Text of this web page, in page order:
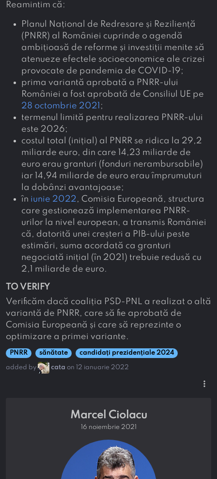
Reamintim că:
Planul Național de Redresare și Reziliență
(PNRR) al României cuprinde o agendă
ambițioasă de reforme și investiții menite să
atenueze efectele socioeconomice ale crizei
provocate de pandemia de COVID-19;
prima variantă aprobată a PNRR-ului
României a fost aprobată de Consiliul UE pe
28 octombrie 2021 ;
termenul limită pentru realizarea PNRR-ului
este 2026;
costul total (inițial) al PNRR se ridica la 29,2
miliarde euro, din care 14,23 miliarde de
euro erau granturi (fonduri nerambursabile)
iar 14,94 miliarde de euro erau împrumuturi
la dobânzi avantajoase;
în iunie 2022, Comisia Europeană, structura
care gestionează implementarea PNRR-
urilor la nivel european, a transmis României
că, datorită unei creșteri a PIB-ului peste
estimări, suma acordată ca granturi
negociată inițial (în 2021) trebuie redusă cu
2,1 miliarde de euro.
TO VERIFY
Verificăm dacă coaliția PSD-PNL a realizat o altă
variantă de PNRR, care să fie aprobată de
Comisia Europeană și care să reprezinte o
optimizare a primei variante.
PNRR sănătate candidați prezidențiale 2024
added by cata on 12 ianuarie 2022
more_vert
Marcel Ciolacu
16 noiembrie 2021